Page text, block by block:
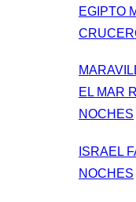
EGIPTO
EL MAR
NOCHES
ISRAEL
NOCHES